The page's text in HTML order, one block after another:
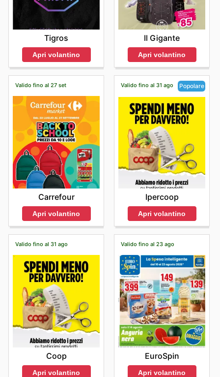
Tigros
Apri volantino
Il Gigante
Apri volantino
Valido fino al 27 set
Carrefour
Apri volantino
Valido fino al 31 ago Popolare
Ipercoop
Apri volantino
Valido fino al 31 ago
Coop
Apri volantino
Valido fino al 23 ago
EuroSpin
Apri volantino